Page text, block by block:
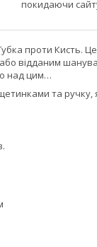
покидаючи
проти Кисть.
відданим
над цим…
та